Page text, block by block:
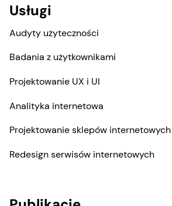
Usługi
Audyty użyteczności
Badania z użytkownikami
Projektowanie UX i UI
Analityka internetowa
Projektowanie sklepów internetowych
Redesign serwisów internetowych